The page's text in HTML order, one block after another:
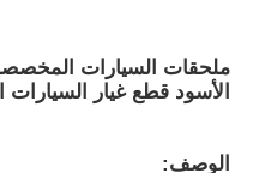
ملحقات السيارات
الأسود قطع غيار السيارات
الوصف: